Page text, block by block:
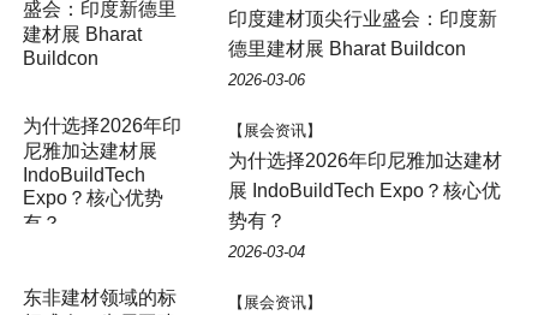
印度建材顶尖行业盛会：印度新
德里建材展 Bharat Buildcon
2026-03-06
【展会资讯】
为什选择2026年印尼雅加达建材
展 IndoBuildTech Expo？核心优
势有？
2026-03-04
【展会资讯】